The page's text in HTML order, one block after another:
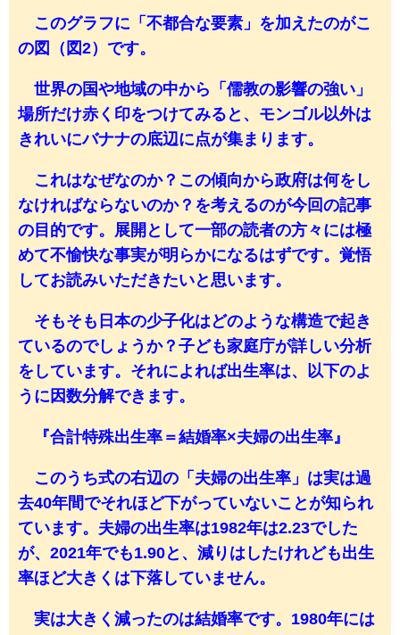
このグラフに「不都合な要素」を加えたのがこ
の図（図2）です。
世界の国や地域の中から「儒教の影響の強い」
場所だけ赤く印をつけてみると、モンゴル以外は
きれいにバナナの底辺に点が集まります。
これはなぜなのか？この傾向から政府は何をし
なければならないのか？を考えるのが今回の記事
の目的です。展開として一部の読者の方々には極
めて不愉快な事実が明らかになるはずです。覚悟
してお読みいただきたいと思います。
そもそも日本の少子化はどのような構造で起き
ているのでしょうか？子ども家庭庁が詳しい分析
をしています。それによれば出生率は、以下のよ
うに因数分解できます。
『合計特殊出生率＝結婚率×夫婦の出生率』
このうち式の右辺の「夫婦の出生率」は実は過
去40年間でそれほど下がっていないことが知られ
ています。夫婦の出生率は1982年は2.23でした
が、2021年でも1.90と、減りはしたけれども出生
率ほど大きくは下落していません。
実は大きく減ったのは結婚率です。1980年には